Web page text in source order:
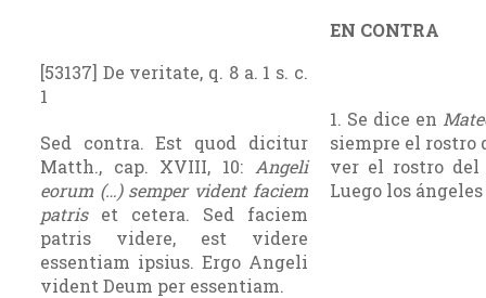
EN CONTRA
[53137] De veritate, q. 8 a. 1 s. c.
1
Sed contra. Est quod dicitur
Matth., cap. XVIII, 10: Angeli
eorum (…) semper vident faciem
patriset cetera. Sed faciem
patris videre, est videre
essentiam ipsius. Ergo Angeli
vident Deum per essentiam.
1. Se dice en
siempre el rostro
ver el rostro del
Luego los